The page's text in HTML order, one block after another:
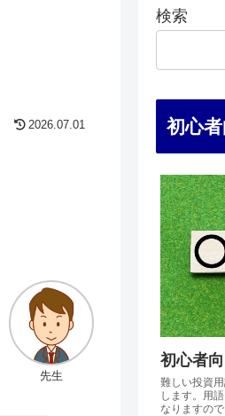
2026.07.01
先生
検索
初心
初心者
難しい投資
します。用
なりますの